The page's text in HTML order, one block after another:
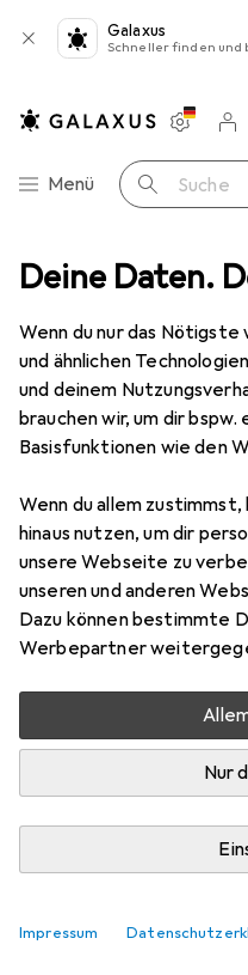
Deine Daten.
Wenn du nur das
und ähnlichen
und deinem
brauchen wir, um dir bspw.
Basisfunktionen wie den
Wenn du allem
hinaus nutzen, um dir
unsere Webseite zu
unseren und anderen
Dazu können bestimmte
Werbepartner
Nur
Impressum
Galaxus
Schneller finden und
Navigation nach Kategorien
Menü Suche
Merklisten
Warenkorb
Regal Vicco
EUR
115,31
Vicco
60 x 31
Zubehör für
Hier findest du passendes
Küchenglasschrank R-Line
Möbelgleiter +
Relevanz
MENGENRABATT
EUR
4,17 EUR